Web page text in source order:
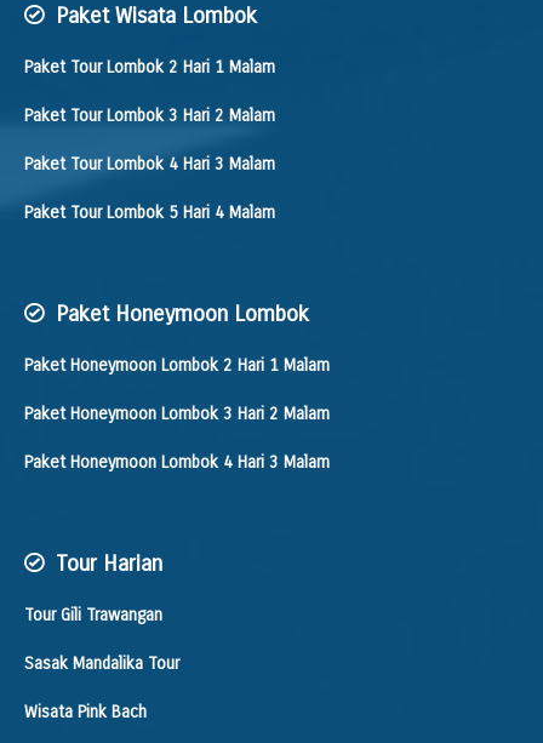
Paket Wisata Lombok
Paket Tour Lombok 2 Hari 1 Malam
Paket Tour Lombok 3 Hari 2 Malam
Paket Tour Lombok 4 Hari 3 Malam
Paket Tour Lombok 5 Hari 4 Malam
Paket Honeymoon Lombok
Paket Honeymoon Lombok 2 Hari 1 Malam
Paket Honeymoon Lombok 3 Hari 2 Malam
Paket Honeymoon Lombok 4 Hari 3 Malam
Tour Harian
Tour Gili Trawangan
Sasak Mandalika Tour
Wisata Pink Bach